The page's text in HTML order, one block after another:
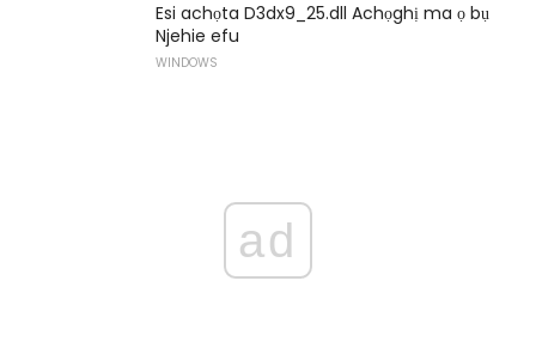
Esi achọta D3dx9_25.dll Achọghị ma ọ bụ
Njehie efu
WINDOWS
ad